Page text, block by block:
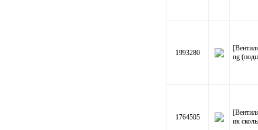
1993280
ng
1764505
ик